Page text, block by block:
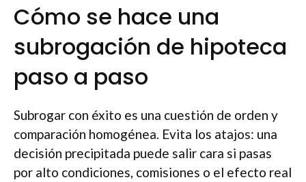
Cómo se hace una
subrogación de hipoteca
paso a paso
Subrogar con éxito es una cuestión de orden y
comparación homogénea. Evita los atajos: una
decisión precipitada puede salir cara si pasas
por alto condiciones, comisiones o el efecto real